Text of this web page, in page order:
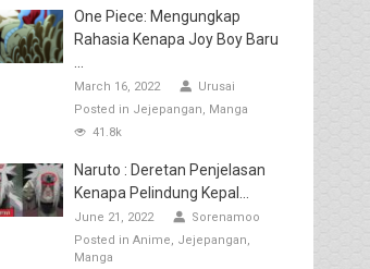
One Piece: Mengungkap
Rahasia Kenapa Joy Boy Baru
March 16, 2022
Urusai
Posted in Jejepangan
Manga
41.8k
Naruto : Deretan Penjelasan
Kenapa Pelindung Kepal...
June 21, 2022
Sorenamoo
Posted in Anime
Jejepangan
Manga